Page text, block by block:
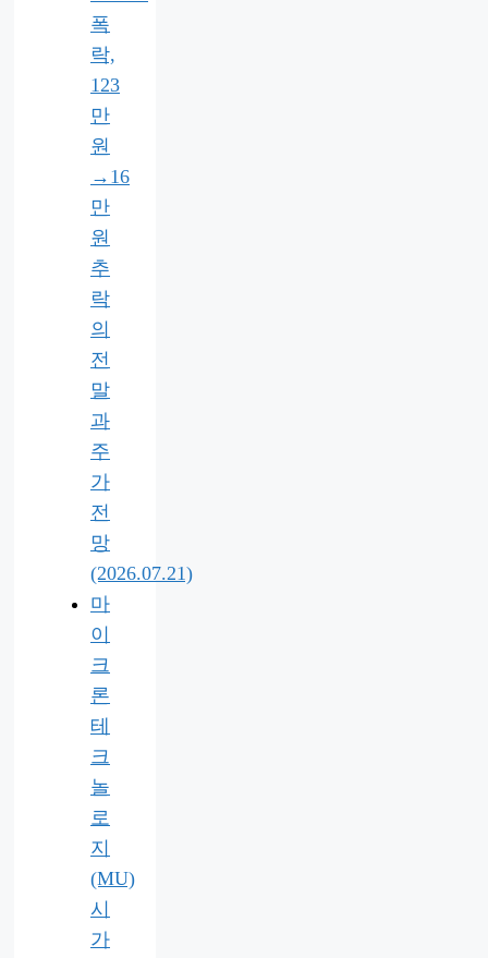
폭
락,
123
만
원
→16
만
원
추
락
의
전
말
과
주
가
전
망
(2026.07.21)
마
이
크
론
테
크
놀
로
지
(MU)
시
가